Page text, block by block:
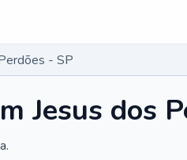
- SP
Jesus dos